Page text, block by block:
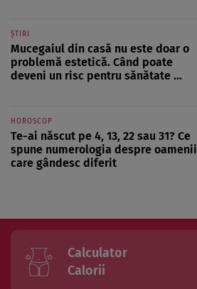
ȘTIRI
Mucegaiul din casă nu este doar o
problemă estetică. Când poate
deveni un risc pentru sănătate ...
HOROSCOP
Te-ai născut pe 4, 13, 22 sau 31? Ce
spune numerologia despre oamenii
care gândesc diferit
Calculator
Calorii